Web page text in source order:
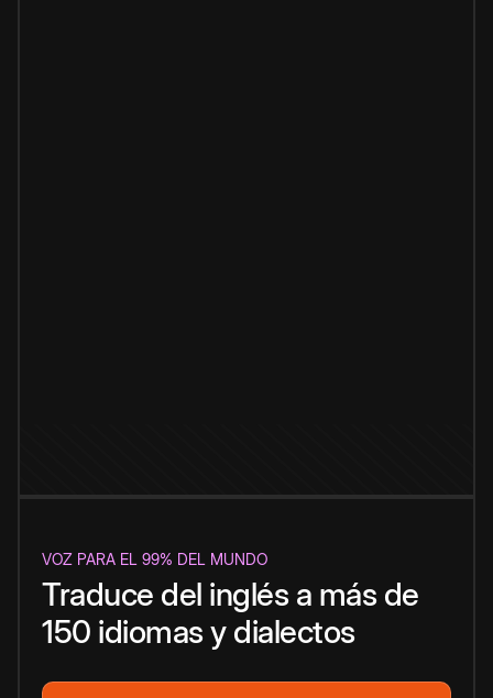
VOZ PARA EL 99% DEL MUNDO
Traduce del inglés a más de
150 idiomas y dialectos